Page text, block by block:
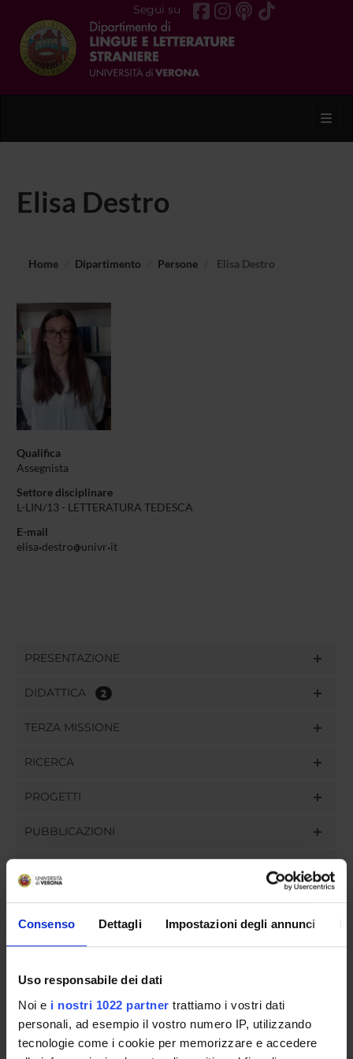
Consenso Dettagli Impostazioni degli annunci
Uso responsabile dei dati
Noi e i nostri 1022 partner trattiamo i vostri dati
personali, ad esempio il vostro numero IP, utilizzando
tecnologie come i cookie per memorizzare e accedere
Segui su
Elisa Destro
Home Dipartimento Persone Elisa Destro
Qualifica
Assegnista
Settore disciplinare
L-LIN/13 - LETTERATURA TEDESCA
E-mail
elisa destro univr it
PRESENTAZIONE
DIDATTICA 2
TERZA MISSIONE
RICERCA
PROGETTI
PUBBLICAZIONI
ORGANIZZAZIONE
GOVERNANCE
COMMISSIONI
UFFICI E STRUTTURE DI SERVIZIO